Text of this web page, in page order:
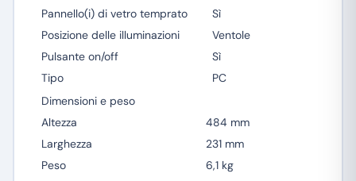
Pannello(i) di vetro temprato
Sì
Posizione delle illuminazioni
Ventole
Pulsante on/off
Sì
Tipo
PC
Dimensioni e peso
Altezza
484 mm
Larghezza
231 mm
Peso
6,1 kg